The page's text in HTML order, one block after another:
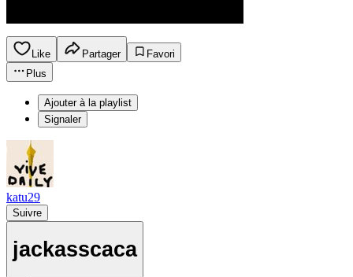
Like Partager
Favori
Plus
Ajouter à la playlist
Signaler
katu29
Suivre
jackasscaca